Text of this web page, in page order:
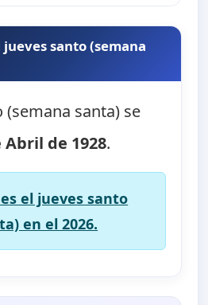
jueves santo (semana
(semana santa) se
Abril de 1928.
el jueves santo
en el 2026.